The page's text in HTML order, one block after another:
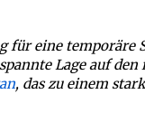
für eine temporäre
Lage auf
, das zu einem